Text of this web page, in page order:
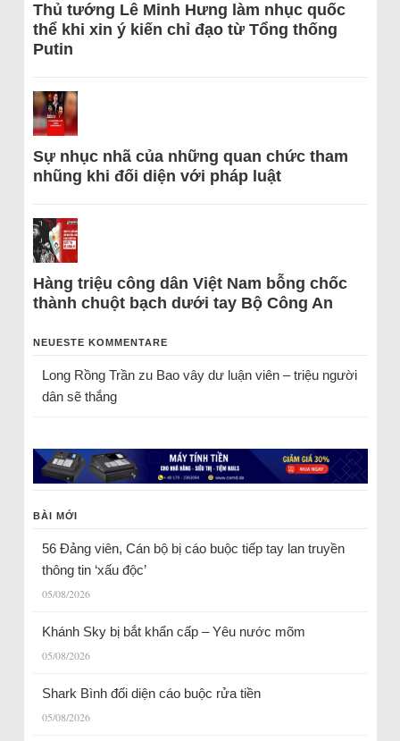
Thủ tướng Lê Minh Hưng làm nhục quốc
thể khi xin ý kiến chỉ đạo từ Tổng thống
Putin
Sự nhục nhã của những quan chức tham
nhũng khi đối diện với pháp luật
Hàng triệu công dân Việt Nam bỗng chốc
thành chuột bạch dưới tay Bộ Công An
NEUESTE KOMMENTARE
Long Rồng Trầnzu Bao vây dư luận viên – triệu người
dân sẽ thắng
BÀI MỚI
56 Đảng viên, Cán bộ bị cáo buộc tiếp tay lan truyền
thông tin ‘xấu độc’
05/08/2026
Khánh Sky bị bắt khẩn cấp – Yêu nước mõm
05/08/2026
Shark Bình đối diện cáo buộc rửa tiền
05/08/2026